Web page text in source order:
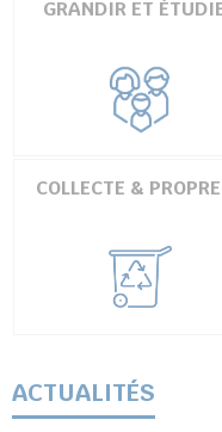
GRANDIR ET
COLLECTE &
ACTUALITÉS